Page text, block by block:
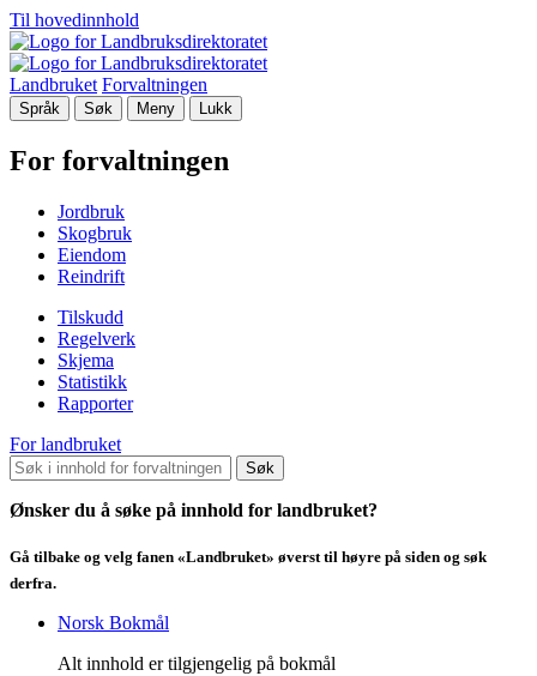
Til hovedinnhold
Landbruket Forvaltningen
Språk Søk Meny Lukk
For forvaltningen
Jordbruk
Skogbruk
Eiendom
Reindrift
Tilskudd
Regelverk
Skjema
Statistikk
Rapporter
For landbruket
Søk
Ønsker du å søke på innhold for landbruket?
Gå tilbake og velg fanen «Landbruket» øverst til høyre på siden og søk
derfra.
Norsk Bokmål
Alt innhold er tilgjengelig på bokmål